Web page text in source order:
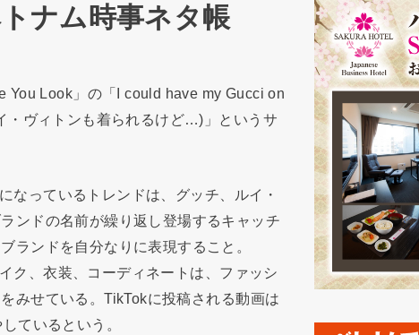
ナム時事ネタ帳
You Look」の「I could have my Gucci on
・ヴィトンも着られるけど…)」というサ
なっているトレンドは、グッチ、ルイ・
ンドの名前が繰り返し登場するキャッチ
ランドを自分なりに表現すること。
ク、衣装、コーディネートは、ファッシ
みせている。TikTokに投稿される動画は
ているという。